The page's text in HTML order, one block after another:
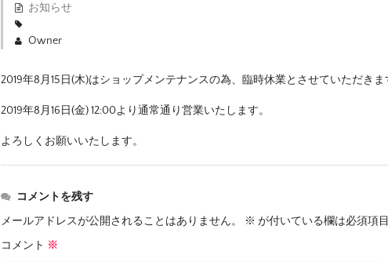
お知らせ
Owner
2019年8月15日(木)はショップメンテナンスの為、臨時休業とさせていただきま
2019年8月16日(金) 12:00より通常通り営業いたします。
よろしくお願いいたします。
コメントを残す
メールアドレスが公開されることはありません。
※ が付いている欄は必須項
コメント ※